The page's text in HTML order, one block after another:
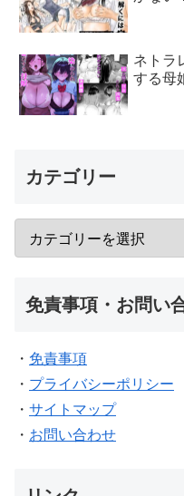
ネトラ
する母
カテゴリー
免責事項・お問い
・ 免責事項
・ プライバシーポリシー
・ サイトマップ
・ お問い合わせ